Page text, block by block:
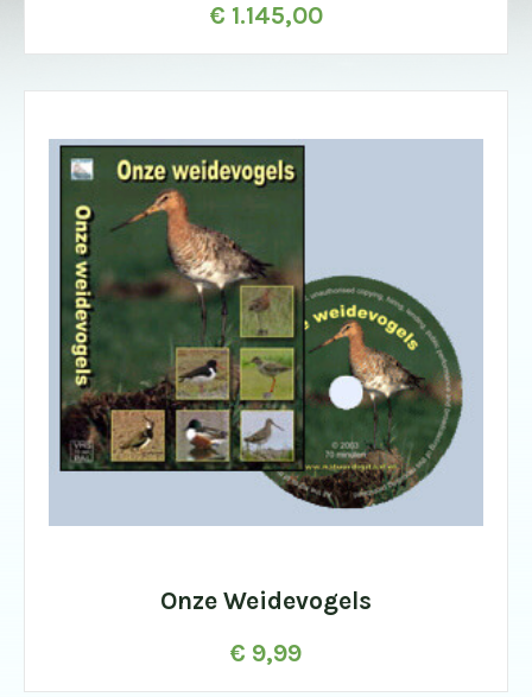
€ 1.145,00
Onze Weidevogels
€ 9,99